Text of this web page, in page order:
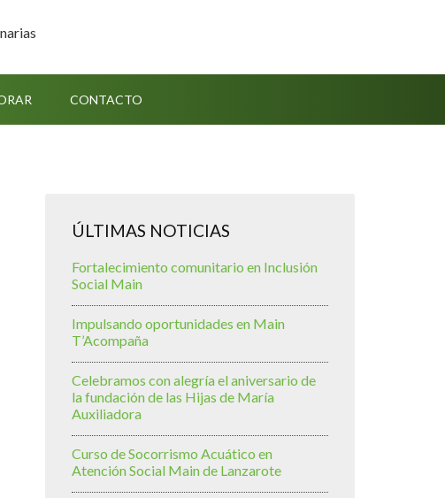
CONTACTO
ÚLTIMAS NOTICIAS
Fortalecimiento comunitario en Inclusión
Social Main
Impulsando oportunidades en Main
T’Acompaña
Celebramos con alegría el aniversario de
la fundación de las Hijas de María
Auxiliadora
Curso de Socorrismo Acuático en
Atención Social Main de Lanzarote